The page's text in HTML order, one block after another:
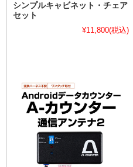
シンプルキャビネット・チェア
セット
¥11,800(税込)